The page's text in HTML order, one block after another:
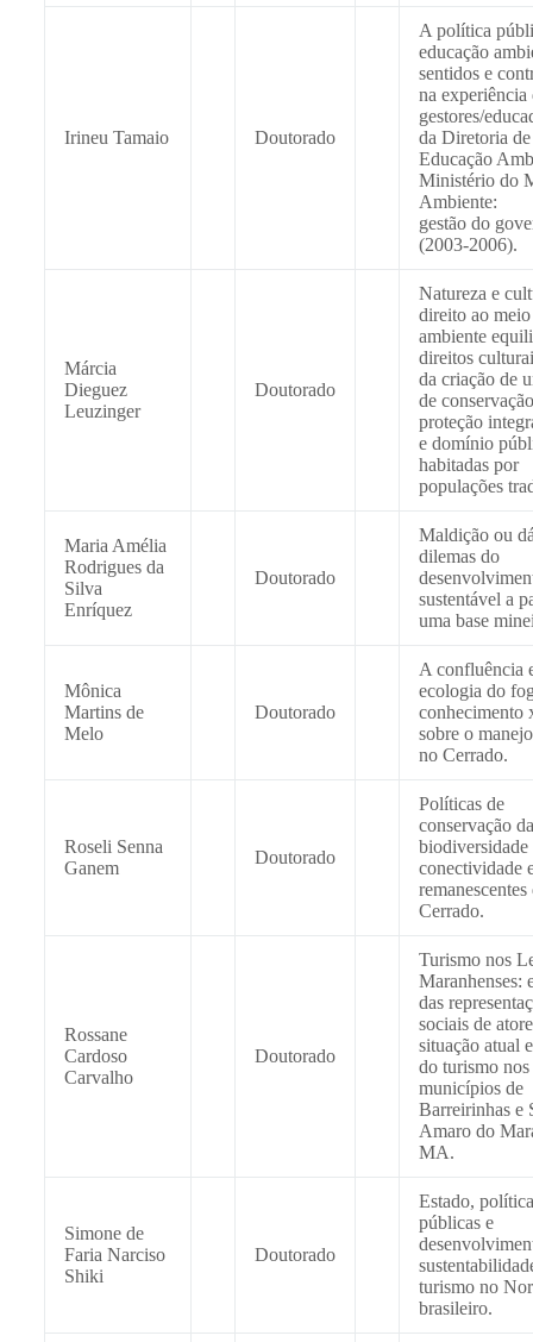
Irineu Tamaio Doutorado
A política
educação
sentidos e
na experiência
gestores/
da Diretoria de
Educação
Ministério do
Ambiente:
gestão do
(2003-2006).
Márcia
Dieguez
Leuzinger
Doutorado
Natureza e
direito ao meio
ambiente
direitos
da criação de
de
proteção
e domínio
habitadas por
populações
Maria Amélia
Rodrigues da
Silva
Enríquez
Doutorado
Maldição ou
dilemas do
sustentável a
uma base
Mônica
Martins de
Melo
Doutorado
A confluência
ecologia do
conhecimento
sobre o
no Cerrado.
Roseli Senna
Ganem
Doutorado
Políticas de
conservação da
biodiversidade
conectividade
remanescentes
Cerrado.
Rossane
Cardoso
Carvalho
Doutorado
Turismo nos
Maranhenses:
das
sociais de
situação atual
do turismo nos
municípios de
Barreirinhas e
Amaro do
MA.
Simone de
Faria Narciso
Shiki
Doutorado
Estado,
públicas e
turismo no
brasileiro.